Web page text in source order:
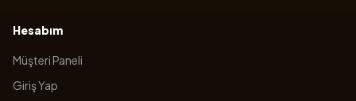
Hesabım
Müşteri Paneli
Giriş Yap